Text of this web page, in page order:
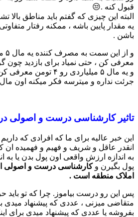
قبول کنه .😒
البته این چیزی که گفتم باید مناطق بالا
یه مقدار پایین باشه ، ممکنه رفتار
باشن .
معرفی کن ، حتی نمیاد برای بازدید چون
و یه مال ۵ میلیاردی رو ۴
جرئت نداره و میترسه فکر میکنه اون
تاثیر کارشناسی درست و اصولی
این خبر عالیه برای ما که افرادی که
انقدر عاقل و شریف و فهیم و فهمیده
به اندازه ارزش واقعی اون پول بدن یا به
پول بگیرن وکارشناسی درست و اصولی
املاک منطقه است .
پس این رو درست بیاموز. چرا که تو باید
متقاضی میزنی ، عددی که پیشنهاد میدی
بفروشه یا عددی که پیشنهاد میدی برای